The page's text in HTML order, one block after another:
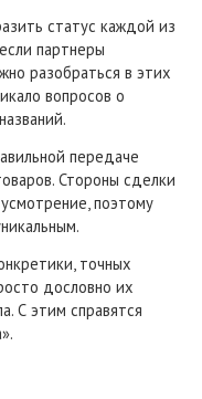
статус каждой из
партнеры
разобраться в этих
вопросов о
передаче
Стороны сделки
поэтому
точных
дословно их
С этим справятся